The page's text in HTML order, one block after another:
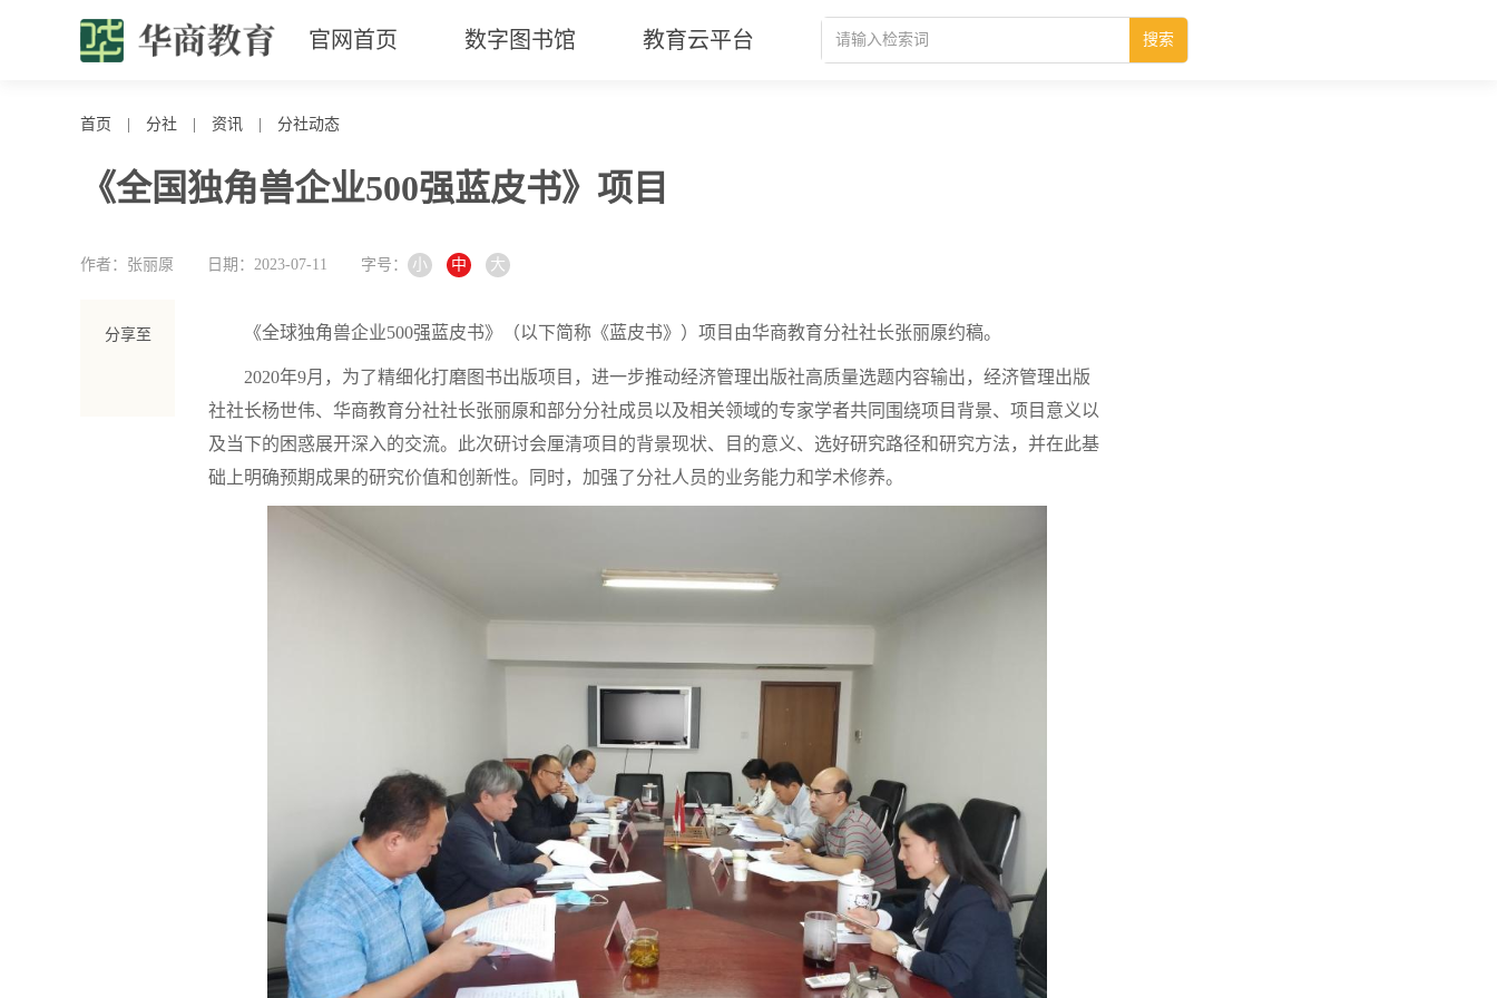
官网首页 数字图书馆 教育云平台 搜索
首页 分社 资讯 分社动态
《全国独角兽企业500强蓝皮书》项目
作者：张丽厡 日期：2023-07-11 字号： 小 中 大
《全球独角兽企业500强蓝皮书》（以下简称《蓝皮书》）项目由华商教育分社社长张丽厡约稿。
2020年9月，为了精细化打磨图书出版项目，进一步推动经济管理出版社高质量选题内容输出，经济管理出版
社社长杨世伟、华商教育分社社长张丽厡和部分分社成员以及相关领域的专家学者共同围绕项目背景、项目意义以
及当下的困惑展开深入的交流。此次研讨会厘清项目的背景现状、目的意义、选好研究路径和研究方法，并在此基
础上明确预期成果的研究价值和创新性。同时，加强了分社人员的业务能力和学术修养。
分享至